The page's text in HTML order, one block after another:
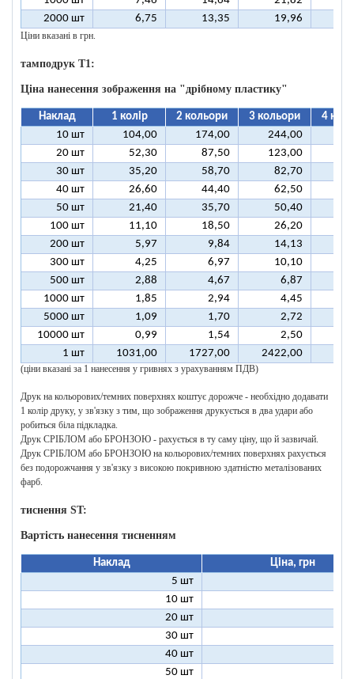
2000 шт
6,75 13,35 19,96
Ціни вказані в грн.
тамподрук T1:
Ціна нанесення зображення на "дрібному пластику"
Наклад 1 колір 2 кольори 3 кольори
4
10 шт
104,00 174,00 244,00
20 шт
52,30 87,50 123,00
30 шт
35,20 58,70 82,70
40 шт
26,60 44,40 62,50
50 шт
21,40 35,70 50,40
100 шт
11,10 18,50 26,20
200 шт
5,97 9,84 14,13
300 шт
4,25 6,97 10,10
500 шт
2,88 4,67 6,87
1000 шт
1,85 2,94 4,45
5000 шт
1,09 1,70 2,72
10000 шт
0,99 1,54 2,50
1 шт
1031,00 1727,00 2422,00
(ціни вказані за 1 нанесення у гривнях з урахуванням ПДВ)
Друк на кольорових/темних поверхнях коштує дорожче - необхідно додавати
1 колір друку, у зв'язку з тим, що зображення друкується в два удари або
робиться біла підкладка.
Друк СРІБЛОМ або БРОНЗОЮ - рахується в ту саму ціну, що й зазвичай.
Друк СРІБЛОМ або БРОНЗОЮ на кольорових/темних поверхнях рахується
без подорожчання у зв'язку з високою покривною здатністю металізованих
фарб.
тиснення ST:
Вартість нанесення тисненням
Наклад
Ціна, грн
5 шт
10 шт
20 шт
30 шт
40 шт
50 шт